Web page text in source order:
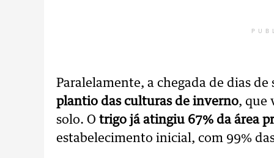
Paralelamente, a chegada de dias
plantio das culturas de inverno, que
solo. O trigo já atingiu 67% da área
estabelecimento inicial, com 99%